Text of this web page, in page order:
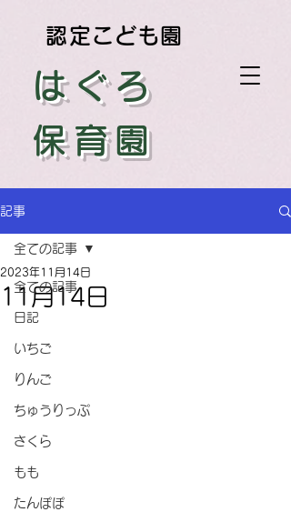
はぐろ
保育園
認定こども園
記事
全ての記事
日記
いちご
りんご
ちゅうりっぷ
さくら
もも
たんぽぽ
全ての記事
11月14日
2023年11月14日